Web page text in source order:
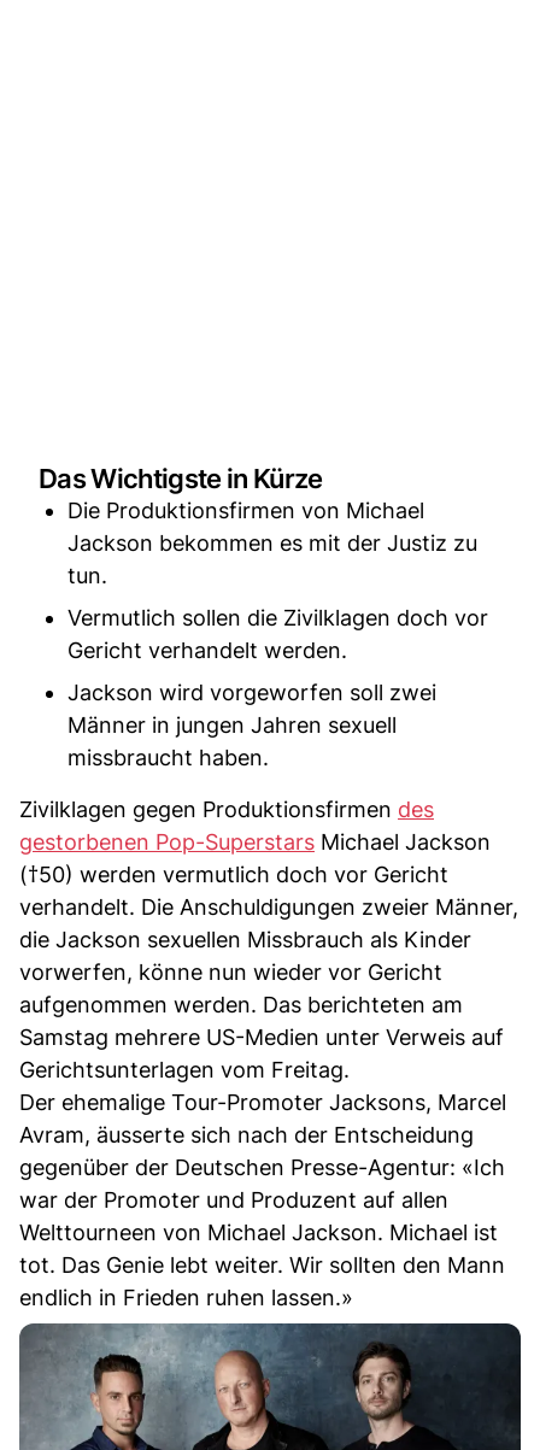
Das Wichtigste in Kürze
Die Produktionsfirmen von Michael
Jackson bekommen es mit der Justiz zu
tun.
Vermutlich sollen die Zivilklagen doch vor
Gericht verhandelt werden.
Jackson wird vorgeworfen soll zwei
Männer in jungen Jahren sexuell
missbraucht haben.
Zivilklagen gegen Produktionsfirmen des
gestorbenen Pop-Superstars Michael Jackson
(†50) werden vermutlich doch vor Gericht
verhandelt. Die Anschuldigungen zweier Männer,
die Jackson sexuellen Missbrauch als Kinder
vorwerfen, könne nun wieder vor Gericht
aufgenommen werden. Das berichteten am
Samstag mehrere US-Medien unter Verweis auf
Gerichtsunterlagen vom Freitag.
Der ehemalige Tour-Promoter Jacksons, Marcel
Avram, äusserte sich nach der Entscheidung
gegenüber der Deutschen Presse-Agentur: «Ich
war der Promoter und Produzent auf allen
Welttourneen von Michael Jackson. Michael ist
tot. Das Genie lebt weiter. Wir sollten den Mann
endlich in Frieden ruhen lassen.»